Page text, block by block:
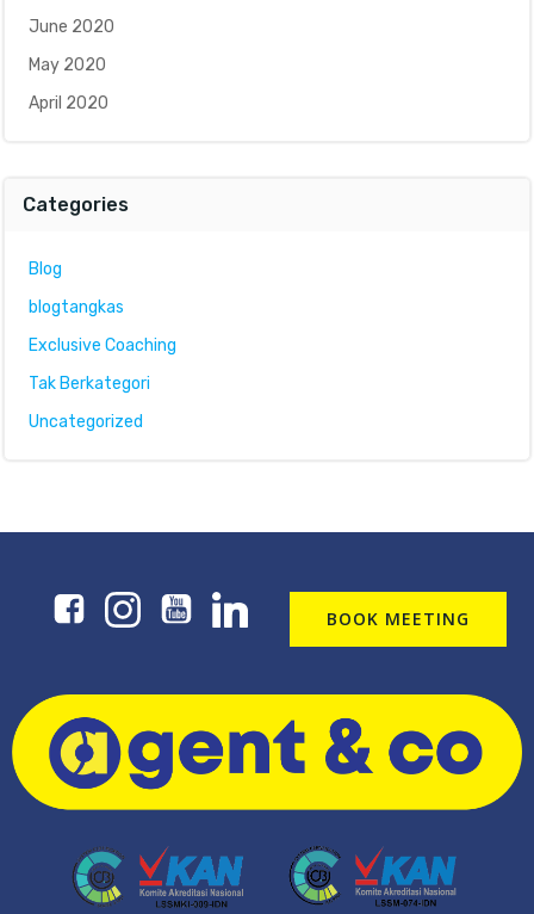
June 2020
May 2020
April 2020
Categories
Blog
blogtangkas
Exclusive Coaching
Tak Berkategori
Uncategorized
BOOK MEETING